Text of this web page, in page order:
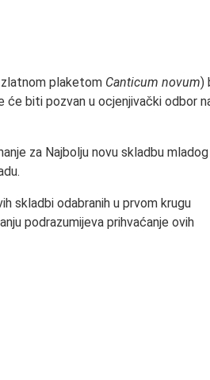
plaketom Canticum novum)
će biti pozvan u ocjenjivački odbor
za Najbolju novu skladbu mladog
skladbi odabranih u prvom krugu
podrazumijeva prihvaćanje ovih